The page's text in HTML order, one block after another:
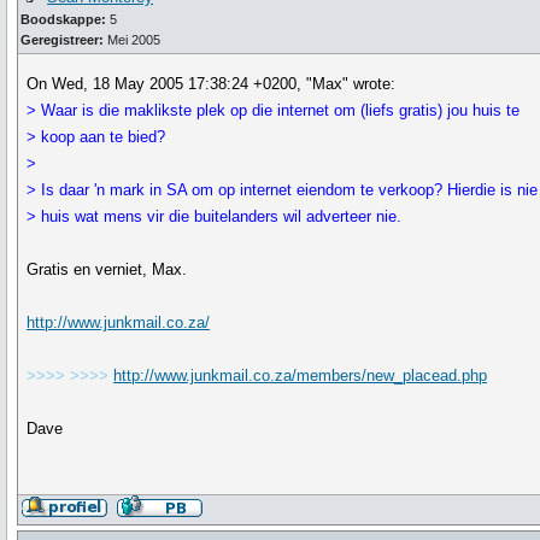
Boodskappe: 5
Geregistreer: Mei 2005
On Wed, 18 May 2005 17:38:24 +0200, "Max" wrote:
> Waar is die maklikste plek op die internet om (liefs gratis) jou huis te
> koop aan te bied?
>
> Is daar 'n mark in SA om op internet eiendom te verkoop? Hierdie is nie
> huis wat mens vir die buitelanders wil adverteer nie.
Gratis en verniet, Max.
http://www.junkmail.co.za/
>>>> >>>> http://www.junkmail.co.za/members/new_placead.php
Dave